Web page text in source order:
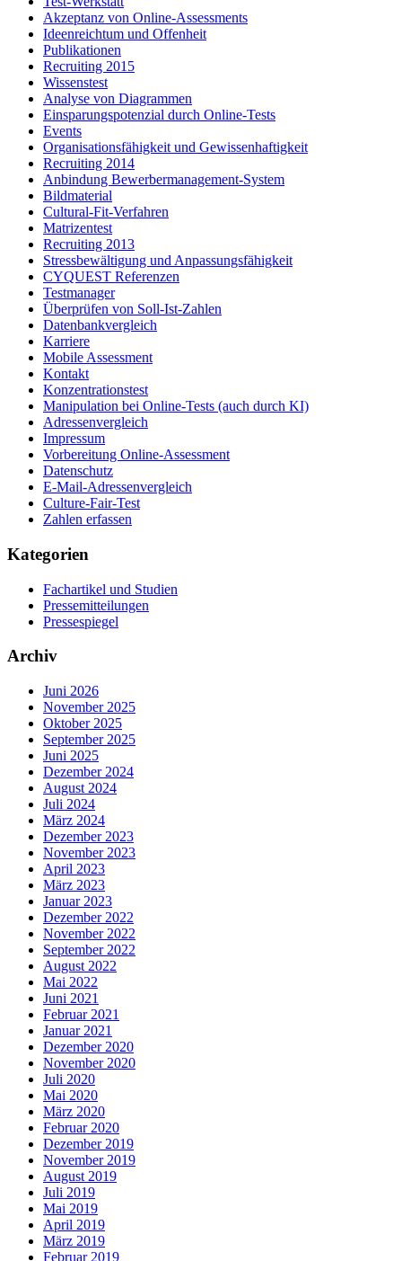
Akzeptanz von Online-Assessments
Ideenreichtum und Offenheit
Publikationen
Recruiting 2015
Wissenstest
Analyse von Diagrammen
Einsparungspotenzial durch Online-Tests
Events
Organisationsfähigkeit und Gewissenhaftigkeit
Recruiting 2014
Anbindung Bewerbermanagement-System
Bildmaterial
Cultural-Fit-Verfahren
Matrizentest
Recruiting 2013
Stressbewältigung und Anpassungsfähigkeit
CYQUEST Referenzen
Testmanager
Überprüfen von Soll-Ist-Zahlen
Datenbankvergleich
Karriere
Mobile Assessment
Kontakt
Konzentrationstest
Manipulation bei Online-Tests (auch durch KI)
Adressenvergleich
Impressum
Vorbereitung Online-Assessment
Datenschutz
E-Mail-Adressenvergleich
Culture-Fair-Test
Zahlen erfassen
Kategorien
Fachartikel und Studien
Pressemitteilungen
Pressespiegel
Archiv
Juni 2026
November 2025
Oktober 2025
September 2025
Juni 2025
Dezember 2024
August 2024
Juli 2024
März 2024
Dezember 2023
November 2023
April 2023
März 2023
Januar 2023
Dezember 2022
November 2022
September 2022
August 2022
Mai 2022
Juni 2021
Februar 2021
Januar 2021
Dezember 2020
November 2020
Juli 2020
Mai 2020
März 2020
Februar 2020
Dezember 2019
November 2019
August 2019
Juli 2019
Mai 2019
April 2019
März 2019
Februar 2019